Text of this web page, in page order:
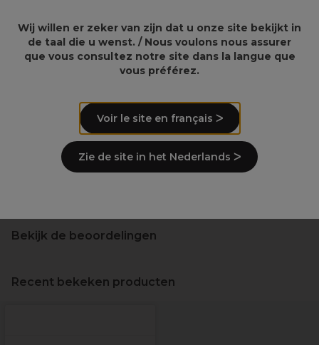
Overzicht
Gebruiksaanwijzingen
Levering en voorraad
Bekijk de beoordelingen
Recent bekeken producten
Wij willen er zeker van zijn dat u onze site bekijkt in
de taal die u wenst. / Nous voulons nous assurer
que vous consultez notre site dans la langue que
vous préférez.
Voir le site en français ᐳ
Zie de site in het Nederlands ᐳ